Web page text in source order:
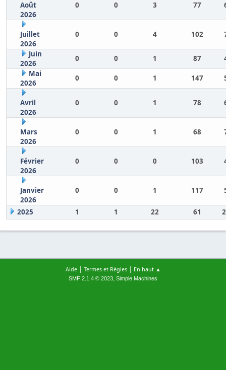
Août
2026
0 0 3 77
Juillet
2026
0 0 4 102
Juin
2026
0 0 1 87
Mai
2026
0 0 1 147
Avril
2026
0 0 1 78
Mars
2026
0 0 1 68
Février
2026
0 0 0 103
Janvier
2026
0 0 1 117
2025 1 1 22 61
Aide| Termes et Règles| En haut ▲
SMF 2.1.4 © 2023, Simple Machines